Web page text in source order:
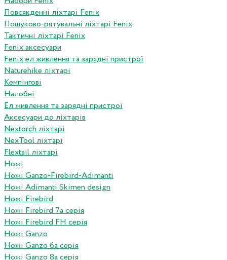
Повсякденні ліхтарі Fenix
Пошуково-рятувальні ліхтарі Fenix
Тактичні ліхтарі Fenix
Fenix аксесуари
Fenix ел живлення та зарядні пристрої
Naturehike ліхтарі
Кемпінгові
Налобні
Ел живлення та зарядні пристрої
Аксесуари до ліхтарів
Nextorch ліхтарі
NexTool ліхтарі
Flextail ліхтарі
Ножі
Ножі Ganzo-Firebird-Adimanti
Ножі Adimanti Skimen design
Ножі Firebird
Ножі Firebird 7а серія
Ножі Firebird FH серія
Ножі Ganzo
Ножі Ganzo 6а серія
Ножі Ganzo 8а серія